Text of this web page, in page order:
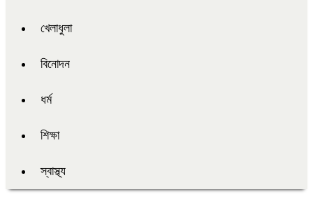
খেলাধুলা
বিনোদন
ধর্ম
শিক্ষা
স্বাস্থ্য